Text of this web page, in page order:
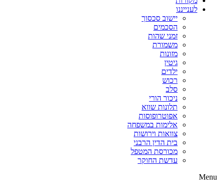
לענייננו
יישוב סכסוך
הסכמים
זמני שהות
משמורת
מזונות
גיטין
ילדים
רכוש
סלב
ניכור הורי
תלונות שווא
אפוטרופוסות
אלימות במשפחה
צוואות וירושות
בית הדין הרבני
מכורסת המטפל
עדשת החוקר
Menu